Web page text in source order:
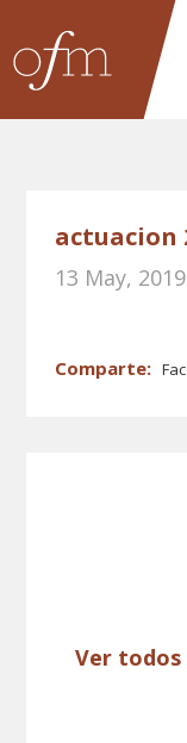
actuacion
13 May, 2019
Ver todos